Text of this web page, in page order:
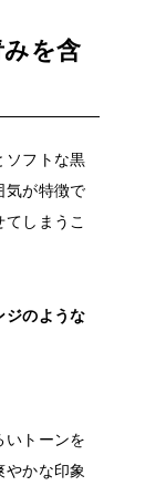
を含
ソフトな黒
気が特徴で
しまうこ
ジのような
いトーンを
かな印象